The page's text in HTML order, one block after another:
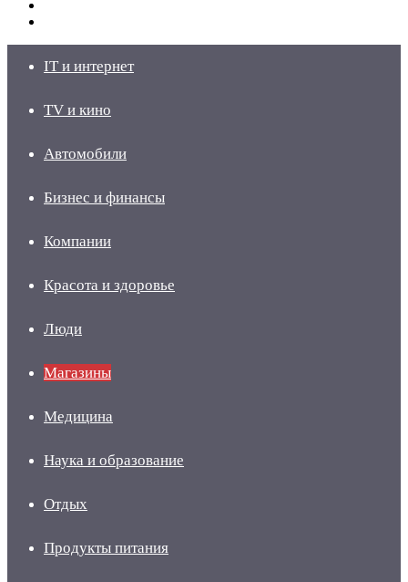
IT и интернет
TV и кино
Автомобили
Бизнес и финансы
Компании
Красота и здоровье
Люди
Магазины
Медицина
Наука и образование
Отдых
Продукты питания